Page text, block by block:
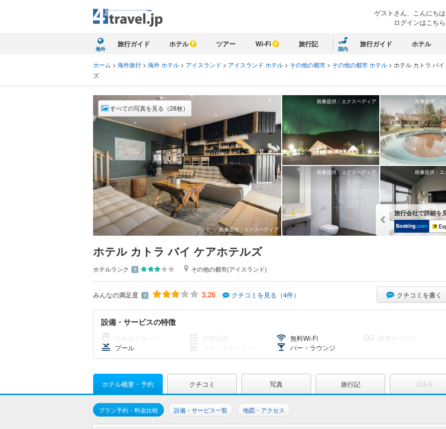
ゲストさん、こんにちは
ログインはこちら
海外
旅行ガイド ホテル ツアー Wi-Fi 旅行記
国内
旅行ガイド ホテル
ホーム > 海外旅行 > 海外 ホテル > アイスランド > アイスランド ホテル > その他の都市 > その他の都市 ホテル > ホテル カトラ バ
ズ
画像提供：エクスペディア
すべての写真を見る（28枚）
画像提供：エクスペディア 画像提供：
画像提供：エクスペディア 画像提供：
旅行会社で詳細を
ホテル カトラ バイ ケアホテルズ
ホテルランク ？ その他の都市(アイスランド)
みんなの満足度 ？ 3.26 クチコミを見る（4件） クチコミを書く
設備・サービスの特徴
無料Wi-Fi
プール
バー・ラウンジ
ホテル概要・予約 クチコミ 写真 旅行記 Q＆A
プラン予約・料金比較 設備・サービス一覧 地図・アクセス